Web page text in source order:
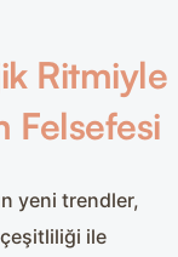
Ritmiyle
Felsefesi
yeni trendler,
ile